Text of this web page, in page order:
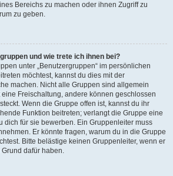
Bereichs zu machen oder ihnen Zugriff zu
zu geben.
und wie trete ich ihnen bei?
unter „Benutzergruppen“ im persönlichen
möchtest, kannst du dies mit der
machen. Nicht alle Gruppen sind allgemein
Freischaltung, andere können geschlossen
Wenn die Gruppe offen ist, kannst du ihr
Funktion beitreten; verlangt die Gruppe eine
dich für sie bewerben. Ein Gruppenleiter muss
Er könnte fragen, warum du in die Gruppe
Bitte belästige keinen Gruppenleiter, wenn er
dafür haben.